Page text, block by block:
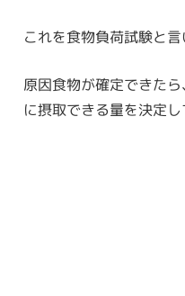
これを食物負荷試験と言
原因食物が確定できた
に摂取できる量を決定し